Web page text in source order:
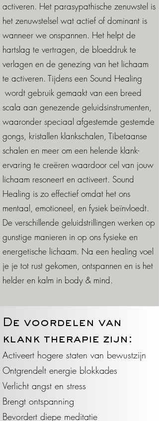
activeren. Het parasypathische zenuwstel is
het zenuwstelsel wat actief of dominant is
wanneer we onspannen. Het helpt de
hartslag te vertragen, de bloeddruk te
verlagen en de genezing van het lichaam
te activeren. Tijdens een Sound Healing
wordt gebruik gemaakt van een breed
scala aan genezende geluidsinstrumenten,
waaronder speciaal afgestemde gestemde
gongs, kristallen klankschalen, Tibetaanse
schalen en meer om een ​​helende klank-
ervaring te creëren waardoor cel van jouw
lichaam resoneert en activeert. Sound
Healing is zo effectief omdat het ons
mentaal, emotioneel, en fysiek beïnvloedt.
De verschillende geluidstrillingen werken op
gunstige manieren in op ons fysieke en
energetische lichaam. Na een healing voel
je je tot rust gekomen, ontspannen en is het
helder en kalm in body & mind.
De voordelen van
klank therapie zijn:
Activeert hogere staten van bewustzijn
Ontgrendelt energie blokkades
Verlicht angst en stress
Brengt ontspanning
Bevordert diepe meditatie